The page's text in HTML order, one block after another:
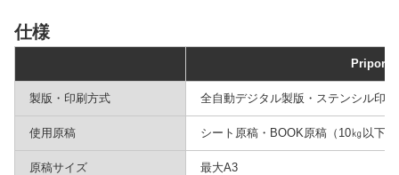
仕様
Priport
製版・印刷方式 全自動デジタル製版・ステンシル印刷
使用原稿 シート原稿・BOOK原稿（10㎏以下）
原稿サイズ 最大A3